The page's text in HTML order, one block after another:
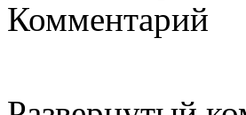
Комментарий